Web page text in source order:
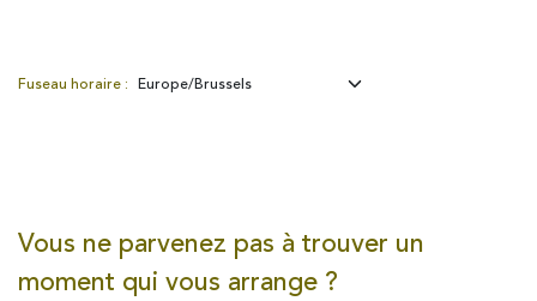
Fuseau horaire :
Vous ne parvenez pas à trouver un
moment qui vous arrange ?